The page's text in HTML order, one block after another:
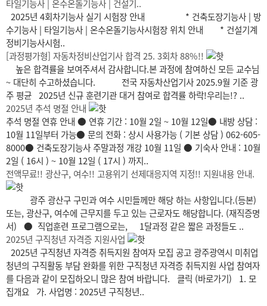
타일기능사 | 온수온돌기능사 | 건설기..
2025년 4회차기능사 실기 시험장 안내 * 건축도장기능사 | 방
수기능사 | 타일기능사 | 온수온돌기능사시험장 위치 안내 * 건설기계
정비기능사시험..
[과정평가형] 자동차정비산업기사 합격 25. 3회차 88%!!
높은 합격률을 보여주셔서 감사합니다.본 과정에 참여하신 모든 교수님
~ 대단히 수고하셨습니다. 전국 자동차산업기사 2025.9월 기준 광
주 평균 2025년 신규 훈련기관 대거 참여로 합격률 하락!우리는!? ..
2025년 추석 명절 안내
추석 명절 연휴 안내 ● 연휴 기간 : 10월 2일 ~ 10월 12일● 내방 상담 :
10월 11일부터 가능● 문의 전화 : 상시 사용가능 ( 기본 상담 ) 062-605-
8000● 건축도장기능사 주말과정 개강 10월 11일 ● 기숙사 안내 : 10월
2일 ( 16시 ) ~ 10월 12일 ( 17시 ) 까지..
전액무료!! 광산구, 여수!! 고용위기 선제대응지역 지정!! 지원내용 안내.
광주 광산구 구민과 여수 시민들께만 해당 하는 사항입니다.(등본)
또는, 광산구, 여수에 근무지를 두고 있는 근로자도 해당합니다. (재직증명
서) ● 직업훈련 프로그램으로는, 1달과정 같은 짧은 과정들도 ..
2025년 구직청년 자격증 지원사업
2025년 구직청년 자격증 취득지원 참여자 모집 공고 광주광역시 미취업
청년의 구직활동 부담 완화를 위한 구직청년 자격증 취득지원 사업 참여자
를 다음과 같이 모집하오니 많은 참여 바랍니다. 클릭 (바로가기) 1. 모
집개요 가. 사업명 : 2025년 구직청년..